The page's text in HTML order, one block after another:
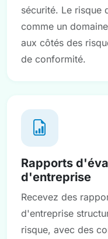
sécurité. Le risque
comme un
aux côtés des
de conformité.
Rapports
d'entreprise
Recevez des
d'entreprise
risque, avec des